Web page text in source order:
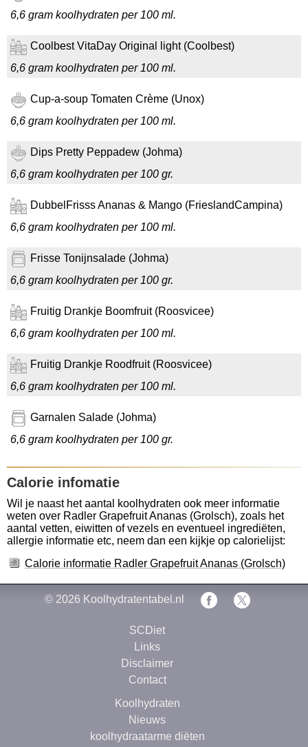
6,6 gram koolhydraten per 100 ml.
Coolbest VitaDay Original light (Coolbest)
6,6 gram koolhydraten per 100 ml.
Cup-a-soup Tomaten Crème (Unox)
6,6 gram koolhydraten per 100 ml.
Dips Pretty Peppadew (Johma)
6,6 gram koolhydraten per 100 gr.
DubbelFrisss Ananas & Mango (FrieslandCampina)
6,6 gram koolhydraten per 100 ml.
Frisse Tonijnsalade (Johma)
6,6 gram koolhydraten per 100 gr.
Fruitig Drankje Boomfruit (Roosvicee)
6,6 gram koolhydraten per 100 ml.
Fruitig Drankje Roodfruit (Roosvicee)
6,6 gram koolhydraten per 100 ml.
Garnalen Salade (Johma)
6,6 gram koolhydraten per 100 gr.
Calorie infomatie
Wil je naast het aantal koolhydraten ook meer informatie
weten over Radler Grapefruit Ananas (Grolsch), zoals het
aantal vetten, eiwitten of vezels en eventueel ingrediëten,
allergie informatie etc, neem dan een kijkje op calorielijst:
Calorie informatie Radler Grapefruit Ananas (Grolsch)
© 2026 Koolhydratentabel.nl
SCDiet
Links
Disclaimer
Contact
Koolhydraten
Nieuws
koolhydraatarme diëten